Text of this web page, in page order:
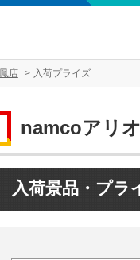
店 入荷プライズ
namcoアリ
入荷景品・プラ